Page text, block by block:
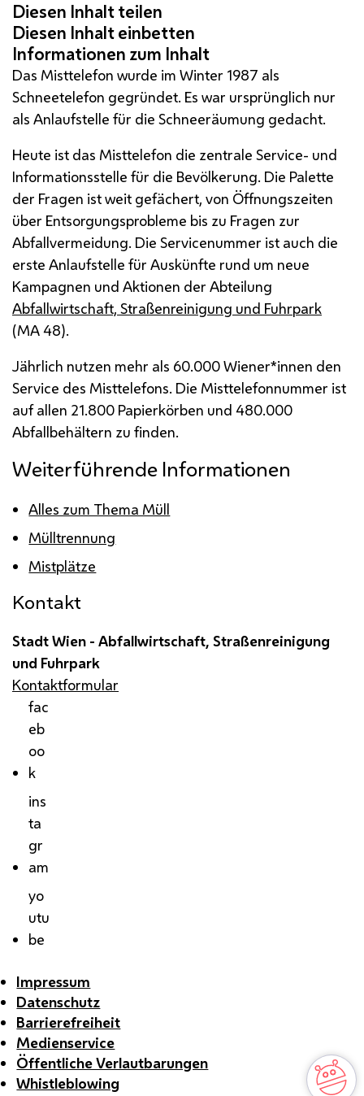
Das Misttelefon wurde im Winter 1987 als
Schneetelefon gegründet. Es war ursprünglich nur
als Anlaufstelle für die Schneeräumung gedacht.
Heute ist das Misttelefon die zentrale Service- und
Informationsstelle für die Bevölkerung. Die Palette
der Fragen ist weit gefächert, von Öffnungszeiten
über Entsorgungsprobleme bis zu Fragen zur
Abfallvermeidung. Die Servicenummer ist auch die
erste Anlaufstelle für Auskünfte rund um neue
Kampagnen und Aktionen der Abteilung
Abfallwirtschaft, Straßenreinigung und Fuhrpark
(MA48).
Jährlich nutzen mehr als 60.000 Wiener*innen den
Service des Misttelefons. Die Misttelefonnummer ist
auf allen 21.800 Papierkörben und 480.000
Abfallbehältern zu finden.
Weiterführende Informationen
Alles zum Thema Müll
Mülltrennung
Mistplätze
Kontakt
Stadt Wien - Abfallwirtschaft, Straßenreinigung
und Fuhrpark
Kontaktformular
fac
eb
oo
k
ins
ta
gr
am
yo
utu
be
Impressum
Datenschutz
Barrierefreiheit
Medienservice
Öffentliche Verlautbarungen
Whistleblowing